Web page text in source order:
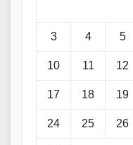
3 4 5
10 11 12
17 18 19
24 25 26